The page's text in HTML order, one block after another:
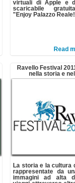
virtuali di Apple e
scaricabile
"Enjoy Palazzo
Read
Ravello Festival
nella storia e
La storia e la cultura
rappresentate da
immagini ad alta